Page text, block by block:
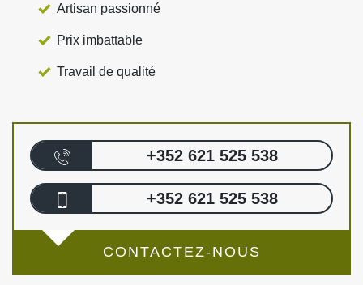
Artisan passionné
Prix imbattable
Travail de qualité
+352 621 525 538
+352 621 525 538
CONTACTEZ-NOUS